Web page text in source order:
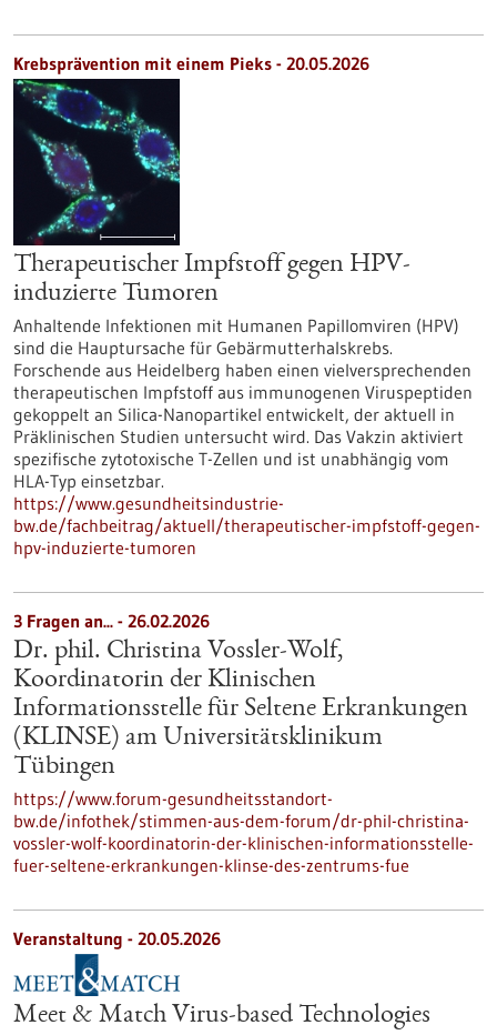
Krebsprävention mit einem Pieks - 20.05.2026
Therapeutischer Impfstoff gegen HPV-
induzierte Tumoren
Anhaltende Infektionen mit Humanen Papillomviren (HPV)
sind die Hauptursache für Gebärmutterhalskrebs.
Forschende aus Heidelberg haben einen vielversprechenden
therapeutischen Impfstoff aus immunogenen Viruspeptiden
gekoppelt an Silica-Nanopartikel entwickelt, der aktuell in
Präklinischen Studien untersucht wird. Das Vakzin aktiviert
spezifische zytotoxische T-Zellen und ist unabhängig vom
HLA-Typ einsetzbar.
https://www.gesundheitsindustrie-
bw.de/fachbeitrag/aktuell/therapeutischer-impfstoff-gegen-
hpv-induzierte-tumoren
3 Fragen an... - 26.02.2026
Dr. phil. Christina Vossler-Wolf,
Koordinatorin der Klinischen
Informationsstelle für Seltene Erkrankungen
(KLINSE) am Universitätsklinikum
Tübingen
https://www.forum-gesundheitsstandort-
bw.de/infothek/stimmen-aus-dem-forum/dr-phil-christina-
vossler-wolf-koordinatorin-der-klinischen-informationsstelle-
fuer-seltene-erkrankungen-klinse-des-zentrums-fue
Veranstaltung - 20.05.2026
Meet & Match Virus-based Technologies